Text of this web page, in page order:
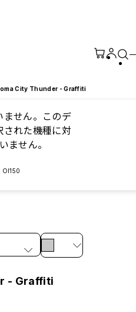
City Thunder - Graffiti
ません。このデ
された機種に対
ません。
OI150
- Graffiti